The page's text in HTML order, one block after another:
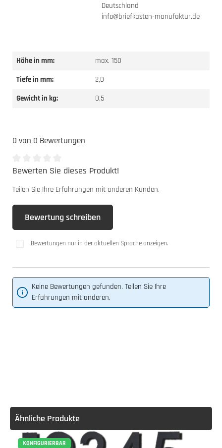
Deutschland
info@briefkasten-manufaktur.de
Höhe in mm:
max. 150
Tiefe in mm:
2,0
Gewicht in kg:
0,5
0 von 0 Bewertungen
Durchschnittliche Bewertung von 0 von 5 Sternen
Bewerten Sie dieses Produkt!
Teilen Sie Ihre Erfahrungen mit anderen Kunden.
Bewertung schreiben
Bewertungen nur in der aktuellen Sprache anzeigen.
Keine Bewertungen gefunden. Teilen Sie Ihre
Erfahrungen mit anderen.
Ähnliche Produkte
KONFIGURIERBAR